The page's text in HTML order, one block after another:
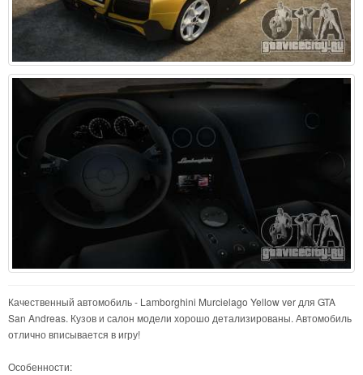
Качественный автомобиль - Lamborghini Murcielago Yellow ver для GTA
San Andreas. Кузов и салон модели хорошо детализированы. Автомобиль
отлично вписывается в игру!
Особенности: